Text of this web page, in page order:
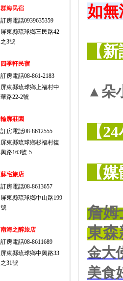
群海民宿
訂房電話0939635359
屏東縣琉球鄉三民路42
之3號
四季軒民宿
訂房電話08-861-2183
屏東縣琉球鄉上福村中
華路22-2號
輪廓莊園
訂房電話08-8612555
屏東縣琉球鄉杉福村復
興路163號-5
蘇宅旅店
訂房電話08-8613657
屏東縣琉球鄉中山路199
號
南海之醉旅店
訂房電話08-8611689
屏東縣琉球鄉中興路33
之31號
如無
【
▲朵
【24
【
詹姆
東森
金大
美食